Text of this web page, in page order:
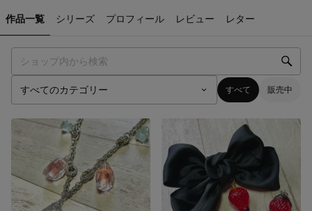
作品一覧 シリーズ プロフィール レビュー レター
すべて 販売中